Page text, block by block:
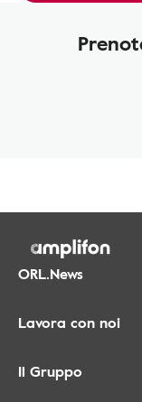
ORL.News
Lavora con noi
Il Gruppo